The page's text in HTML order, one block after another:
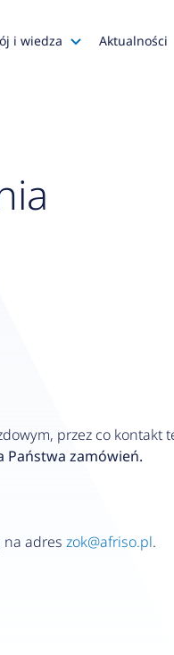
i wiedza Aktualności
przez co kontakt
Państwa zamówień.
na adres zok@afriso.pl.